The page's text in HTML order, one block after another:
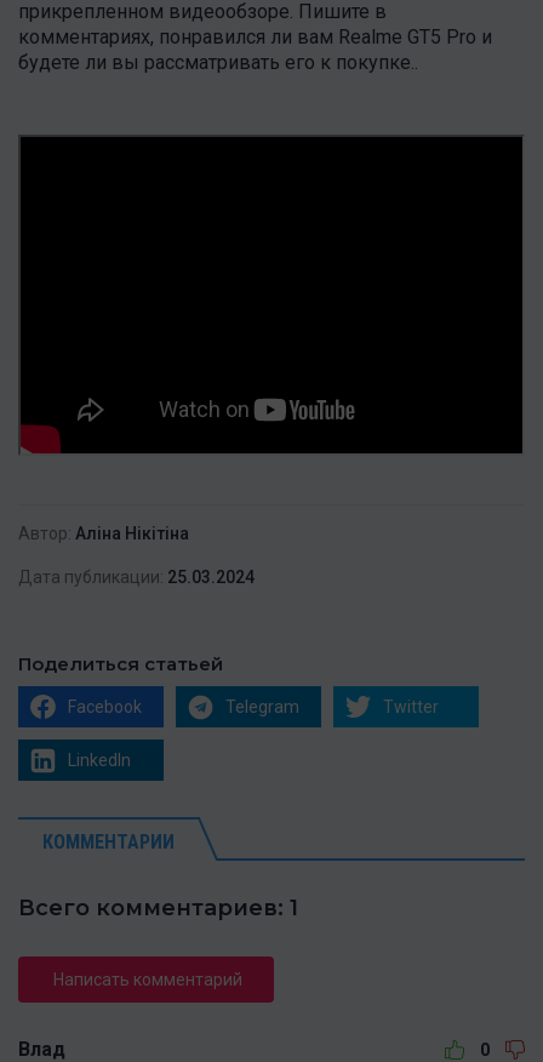
прикрепленном видеообзоре. Пишите в
комментариях, понравился ли вам Realme GT5 Pro и
будете ли вы рассматривать его к покупке..
Автор: Аліна Нікітіна
Дата публикации: 25.03.2024
Поделиться статьей
Facebook Telegram Twitter
LinkedIn
КОММЕНТАРИИ
Всего комментариев: 1
Написать комментарий
Влад 0